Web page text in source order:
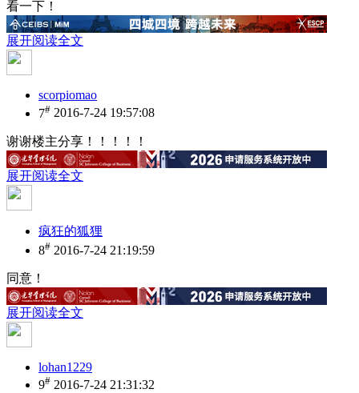
看一下！
展开阅读全文
scorpiomao
7# 2016-7-24 19:57:08
谢谢楼主分享！！！！！
展开阅读全文
疯狂的狐狸
8# 2016-7-24 21:19:59
同意！
展开阅读全文
lohan1229
9# 2016-7-24 21:31:32